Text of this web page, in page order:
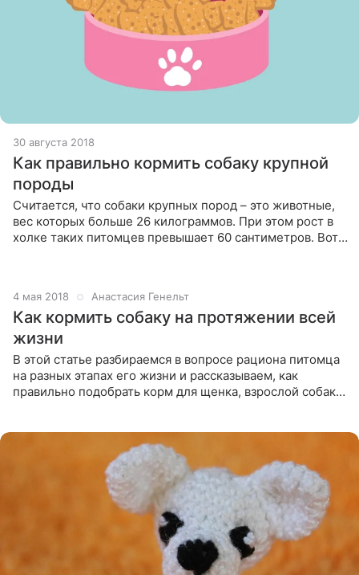
30 августа 2018
Как правильно кормить собаку крупной
породы
Считается, что собаки крупных пород – это животные,
вес которых больше 26 килограммов. При этом рост в
холке таких питомцев превышает 60 сантиметров. Вот
4 мая 2018 Анастасия Генельт
Как кормить собаку на протяжении всей
жизни
В этой статье разбираемся в вопросе рациона питомца
на разных этапах его жизни и рассказываем, как
правильно подобрать корм для щенка, взрослой собаки